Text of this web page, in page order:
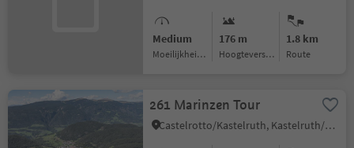
Medium
Moeilijkheidsgraad
176 m
Hoogteverschil
1.8 km
Route
261 Marinzen Tour
Castelrotto/Kastelruth, Kastelruth/Castelrotto, Dolomites Region Seiser Alm